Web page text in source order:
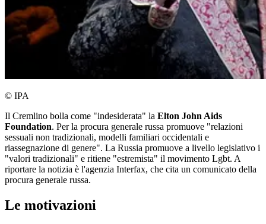
© IPA
Il Cremlino bolla come "indesiderata" la Elton John Aids
Foundation. Per la procura generale russa promuove "relazioni
sessuali non tradizionali, modelli familiari occidentali e
riassegnazione di genere". La Russia promuove a livello legislativo i
"valori tradizionali" e ritiene "estremista" il movimento Lgbt. A
riportare la notizia è l'agenzia Interfax, che cita un comunicato della
procura generale russa.
Le motivazioni